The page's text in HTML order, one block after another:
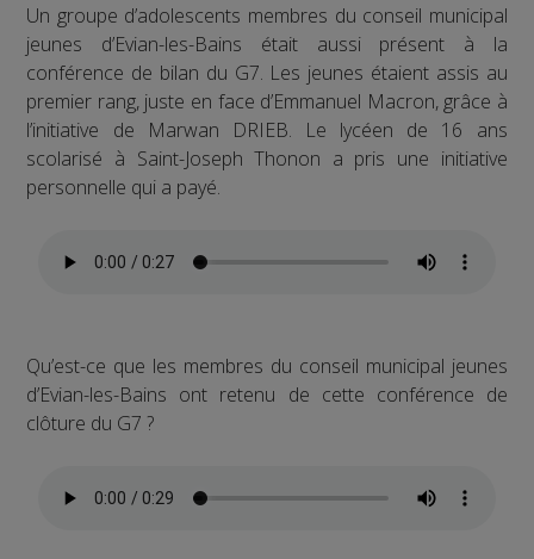
Un groupe d’adolescents membres du conseil municipal
jeunes d’Evian-les-Bains était aussi présent à la
conférence de bilan du G7. Les jeunes étaient assis au
premier rang, juste en face d’Emmanuel Macron, grâce à
l’initiative de Marwan DRIEB. Le lycéen de 16 ans
scolarisé à Saint-Joseph Thonon a pris une initiative
personnelle qui a payé.
Qu’est-ce que les membres du conseil municipal jeunes
d’Evian-les-Bains ont retenu de cette conférence de
clôture du G7 ?